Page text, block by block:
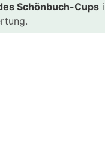
Schönbuch-Cups